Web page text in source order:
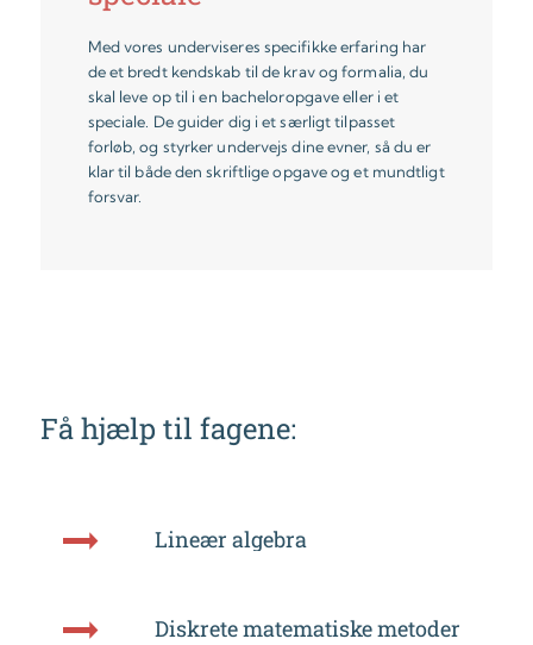
Med vores underviseres specifikke erfaring har
de et bredt kendskab til de krav og formalia, du
skal leve op til i en bacheloropgave eller i et
speciale. De guider dig i et særligt tilpasset
forløb, og styrker undervejs dine evner, så du er
klar til både den skriftlige opgave og et mundtligt
forsvar.
Få hjælp til fagene:
Lineær algebra
Diskrete matematiske metoder